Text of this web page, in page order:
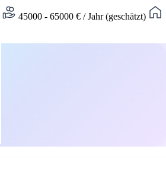
45000 - 65000 € / Jahr (geschätzt)